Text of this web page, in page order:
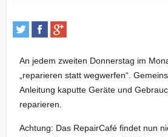
An jedem zweiten Donnerstag im
„reparieren statt wegwerfen“.
Anleitung kaputte Geräte und
reparieren.
Achtung: Das RepairCafé findet nun